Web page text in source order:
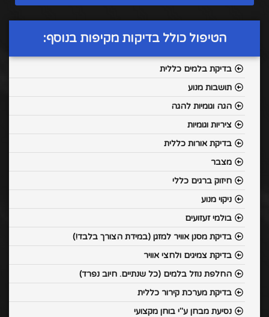
הטיפול כולל בדיקות מקיפות בנוסף:
בדיקת בלמים כללית
תושבות מנוע
הגה וגומיות להגה
ציריות וגומיות
בדיקת אורות כללית
מצבר
חיזוק ברגים כללי
ניקוי מנוע
בולמי זעזועים
בדיקת מסנן אוויר למזגן (במידת הצורך בלבד!)
בדיקת צמיגים ולחצי אוויר
החלפת נוזל בלמים (כל שנתיים. חיוב נפרד)
בדיקת מערכת קירור כללית
נסיעת מבחן ע"י בוחן מקצועי